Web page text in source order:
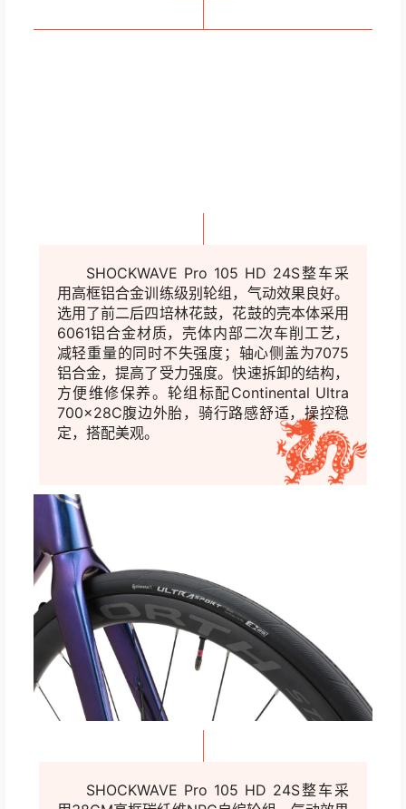
SHOCKWAVE Pro 105 HD 24S整车采
用高框铝合金训练级别轮组，气动效果良好。
选用了前二后四培林花鼓，花鼓的壳本体采用
6061铝合金材质，壳体内部二次车削工艺，
减轻重量的同时不失强度；轴心侧盖为7075
铝合金，提高了受力强度。快速拆卸的结构，
配Continental Ultra
700x28C腹边外胎，骑行路感舒适，操控稳
定，搭配美观。